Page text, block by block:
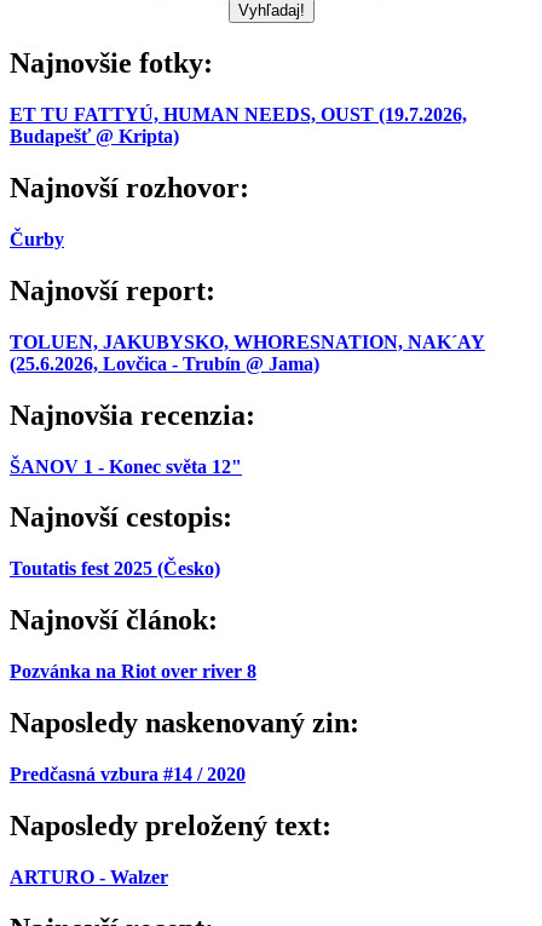
Najnovšie fotky:
ET TU FATTYÚ, HUMAN NEEDS, OUST (19.7.2026,
Budapešť @ Kripta)
Najnovší rozhovor:
Čurby
Najnovší report:
TOLUEN, JAKUBYSKO, WHORESNATION, NAK´AY
(25.6.2026, Lovčica - Trubín @ Jama)
Najnovšia recenzia:
ŠANOV 1 - Konec světa 12"
Najnovší cestopis:
Toutatis fest 2025 (Česko)
Najnovší článok:
Pozvánka na Riot over river 8
Naposledy naskenovaný zin:
Predčasná vzbura #14 / 2020
Naposledy preložený text:
ARTURO - Walzer